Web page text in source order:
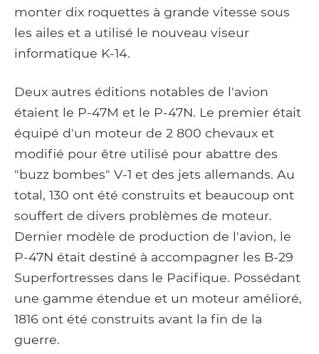
monter dix roquettes à grande vitesse sous
les ailes et a utilisé le nouveau viseur
informatique K-14.
Deux autres éditions notables de l'avion
étaient le P-47M et le P-47N. Le premier était
équipé d'un moteur de 2 800 chevaux et
modifié pour être utilisé pour abattre des
"buzz bombes" V-1 et des jets allemands. Au
total, 130 ont été construits et beaucoup ont
souffert de divers problèmes de moteur.
Dernier modèle de production de l'avion, le
P-47N était destiné à accompagner les B-29
Superfortresses dans le Pacifique. Possédant
une gamme étendue et un moteur amélioré,
1816 ont été construits avant la fin de la
guerre.